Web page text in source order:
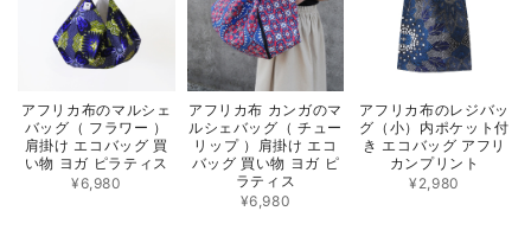
アフリカ布のマルシェ
バッグ（ フラワー ）
肩掛け エコバッグ 買
い物 ヨガ ピラティス
¥6,980
アフリカ布 カンガのマ
ルシェバッグ（ チュー
リップ ）肩掛け エコ
バッグ 買い物 ヨガ ピ
ラティス
¥6,980
アフリカ布のレジバッ
グ（小）内ポケット付
き エコバッグ アフリ
カンプリント
¥2,980